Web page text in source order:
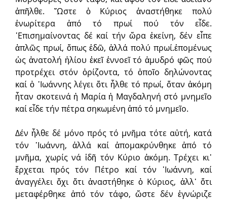
ἀπῆλθε. ῞Ωστε ὁ Κύριος ἀναστήθηκε πολύ
ἐνωρίτερα ἀπό τό πρωί πού τόν εἶδε.
᾿Επισημαίνοντας δέ καί τήν ὥρα ἐκείνη, δέν εἶπε
ἁπλῶς πρωί, ὅπως ἐδῶ, ἀλλά πολύ πρωί.ἑπομένως
ὡς ἀνατολή ἡλίου ἐκεῖ ἐννοεῖ τό ἀμυδρό φῶς πού
προτρέχει στόν ὁρίζοντα, τό ὁποῖο δηλώνοντας
καί ὁ ᾿Ιωάννης λέγει ὅτι ἦλθε τό πρωί, ὅταν ἀκόμη
ἦταν σκοτεινά ἡ Μαρία ἡ Μαγδαληνή στό μνημεῖο
καί εἶδε τήν πέτρα σηκωμένη ἀπό τό μνημεῖο.
Δέν ἦλθε δέ μόνο πρός τό μνῆμα τότε αὐτή, κατά
τόν ᾿Ιωάννη, ἀλλά καί ἀπομακρύνθηκε ἀπό τό
μνῆμα, χωρίς νά ἰδῆ τόν Κύριο ἀκόμη. Τρέχει κι᾿
ἔρχεται πρός τόν Πέτρο καί τόν ᾿Ιωάννη, καί
ἀναγγέλει ὄχι ὅτι ἀναστήθηκε ὁ Κύριος, ἀλλ᾿ ὅτι
μεταφέρθηκε ἀπό τόν τάφο, ὥστε δέν ἐγνώριζε